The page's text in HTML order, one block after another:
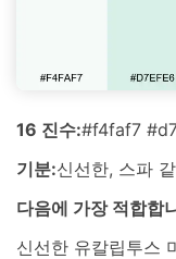
16 진수:#f4faf7
기분:신선한, 스파
다음에 가장 적합합
신선한 유칼립투스